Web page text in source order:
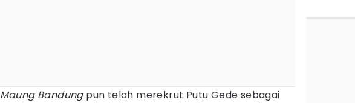
Maung Bandungpun telah merekrut Putu Gede sebagai